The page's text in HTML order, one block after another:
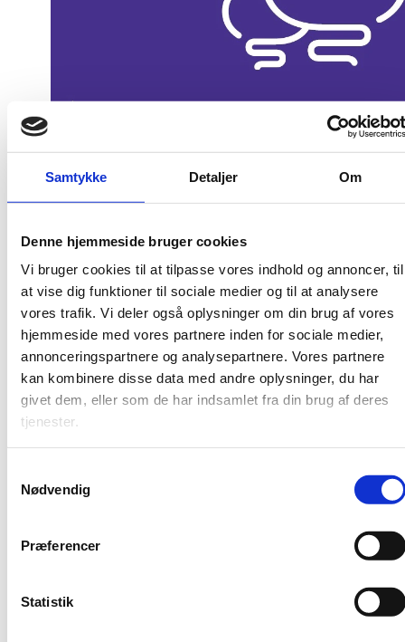
Samtykke Detaljer Om
Denne hjemmeside bruger cookies
Vi bruger cookies til at tilpasse vores indhold og annoncer, til
at vise dig funktioner til sociale medier og til at analysere
vores trafik. Vi deler også oplysninger om din brug af vores
hjemmeside med vores partnere inden for sociale medier,
annonceringspartnere og analysepartnere. Vores partnere
kan kombinere disse data med andre oplysninger, du har
givet dem, eller som de har indsamlet fra din brug af deres
tjenester.
Nødvendig
Præferencer
Statistik
Publiceringsdato: 24. marts 2023
Sideantal: 38
Kortlægningens hovedkonklusioner:
Der er et begrænset omfang af forskning på
området med 14,8 årsværk i 2021.
Forskningen er fragmenteret og fordelt på
smågrupper/enkeltpersoner ved både
professionshøjskoler og universiteter.
Respondenterne fremhæver en manglende
fødekæde af forskere som en barriere. Det er svært
at tiltrække nye forskere og ph.d.-studerende til
Kortlægningen omfatter forskningsstatistik samt
spørgeramme udsendt til 12 uddannelsesinstitutioner,
herunder universiteter, professionshøjskoler og VIVE.
professionshøjskolernes database (UC Viden), NORA